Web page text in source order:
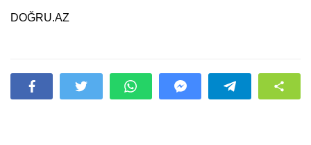
DOĞRU.AZ